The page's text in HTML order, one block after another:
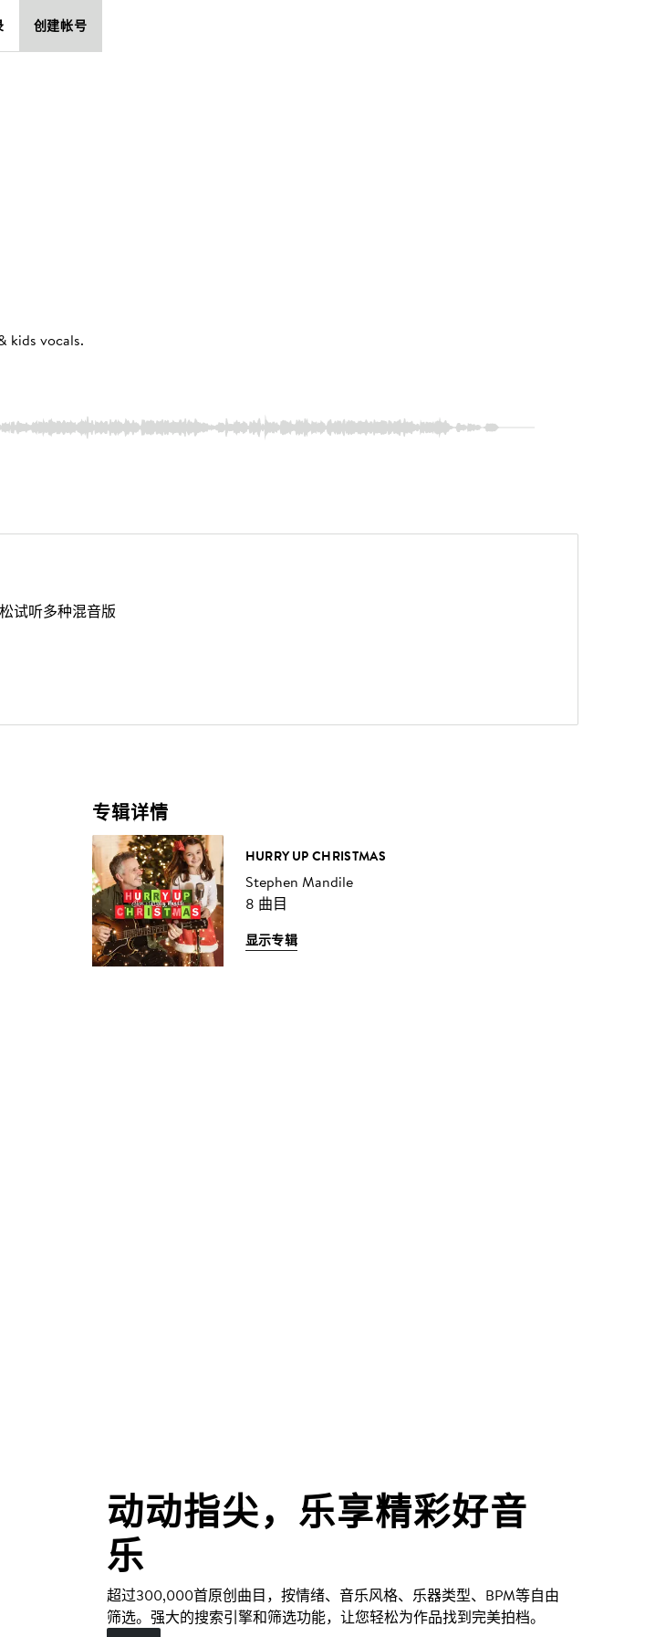
创建帐号
kids vocals.
试听多种混音版
专辑详情
HURRY UP CHRISTMAS
Stephen Mandile
8 曲目
显示专辑
动动指尖，乐享精彩好音
乐
超过300,000首原创曲目，按情绪、音乐风格、乐器类型、BPM等自由
筛选。强大的搜索引擎和筛选功能，让您轻松为作品找到完美拍档。